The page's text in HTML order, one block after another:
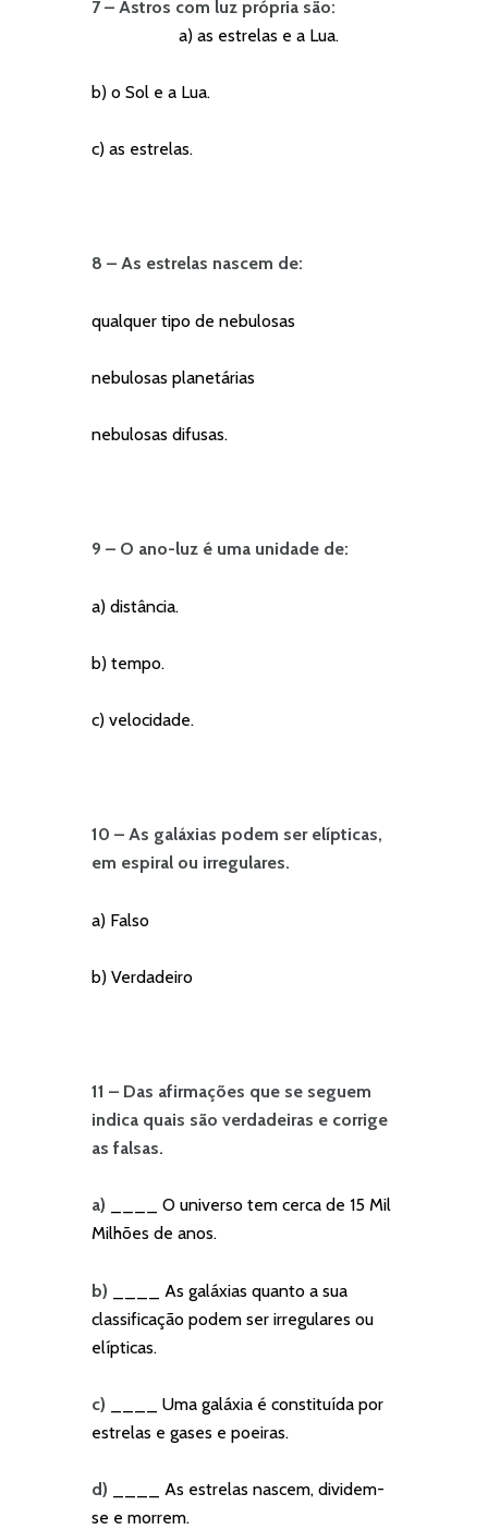
7 – Astros com luz própria são:
a) as estrelas e a Lua.
b) o Sol e a Lua.
c) as estrelas.
8 – As estrelas nascem de:
qualquer tipo de nebulosas
nebulosas planetárias
nebulosas difusas.
9 – O ano-luz é uma unidade de:
a) distância.
b) tempo.
c) velocidade.
10 – As galáxias podem ser elípticas,
em espiral ou irregulares.
a) Falso
b) Verdadeiro
11 – Das afirmações que se seguem
indica quais são verdadeiras e corrige
as falsas.
a) ____ O universo tem cerca de 15 Mil
Milhões de anos.
b) ____ As galáxias quanto a sua
classificação podem ser irregulares ou
elípticas.
c) ____ Uma galáxia é constituída por
estrelas e gases e poeiras.
d) ____ As estrelas nascem, dividem-
se e morrem.